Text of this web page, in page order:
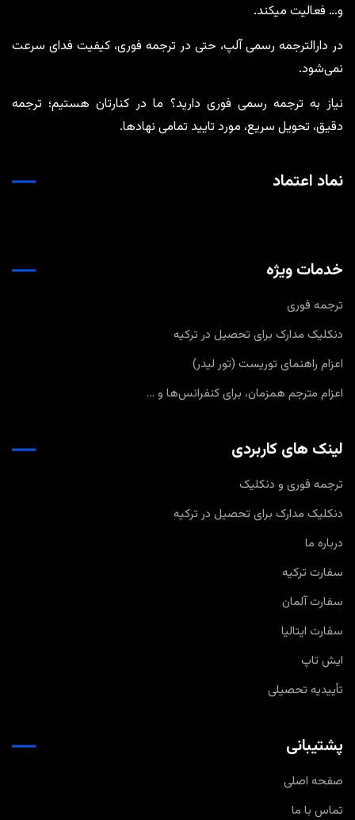
و… فعالیت میکند.
در دارالترجمه رسمی آلپ، حتی در ترجمه‌ فوری، کیفیت فدای سرعت
نمی‌شود.
نیاز به ترجمه رسمی فوری دارید؟ ما در کنارتان هستیم؛ ترجمه
دقیق، تحویل سریع، مورد تایید تمامی نهادها.
نماد اعتماد
خدمات ویژه
ترجمه فوری
دنکلیک مدارک برای تحصیل در ترکیه
اعزام راهنمای توریست (تور لیدر)
اعزام مترجم همزمان، برای کنفرانس‌ها و …
لینک های کاربردی
ترجمه فوری و دنکلیک
دنکلیک مدارک برای تحصیل در ترکیه
درباره ما
سفارت ترکیه
سفارت آلمان
سفارت ایتالیا
ایش تاپ
تأییدیه تحصیلی
پشتیبانی
صفحه اصلی
تماس با ما